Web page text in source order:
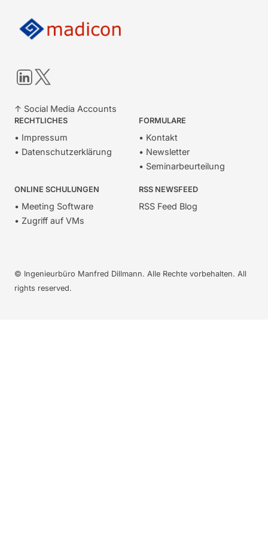
LinkedIn
Twitter
↑ Social Media Accounts
RECHTLICHES
• Impressum
• Datenschutzerklärung
FORMULARE
• Kontakt
• Newsletter
• Seminarbeurteilung
ONLINE SCHULUNGEN
• Meeting Software
• Zugriff auf VMs
RSS NEWSFEED
RSS Feed Blog
© Ingenieurbüro Manfred Dillmann. Alle Rechte vorbehalten. All
rights reserved.